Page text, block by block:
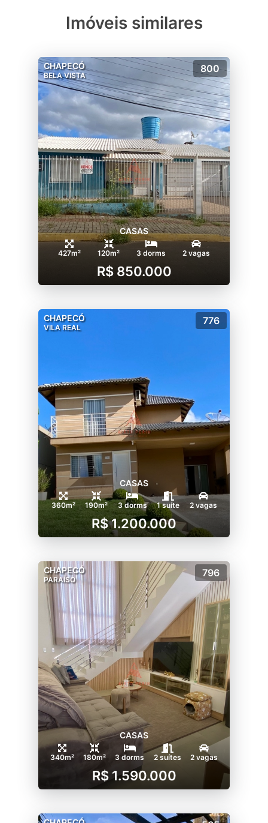
Imóveis similares
CHAPECÓ
BELA VISTA
800
CASAS
427m² 120m² 3 dorms 2 vagas
R$ 850.000
CHAPECÓ
VILA REAL
776
CASAS
360m² 190m² 3 dorms 1 suíte 2 vagas
R$ 1.200.000
CHAPECÓ
PARAÍSO
796
CASAS
340m² 180m² 3 dorms 2 suítes 2 vagas
R$ 1.590.000